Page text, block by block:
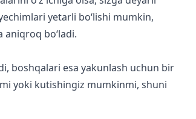
yetarli bo‘lishi mumkin,
bo‘ladi.
boshqalari esa yakunlash uchun bir
yoki kutishingiz mumkinmi, shuni